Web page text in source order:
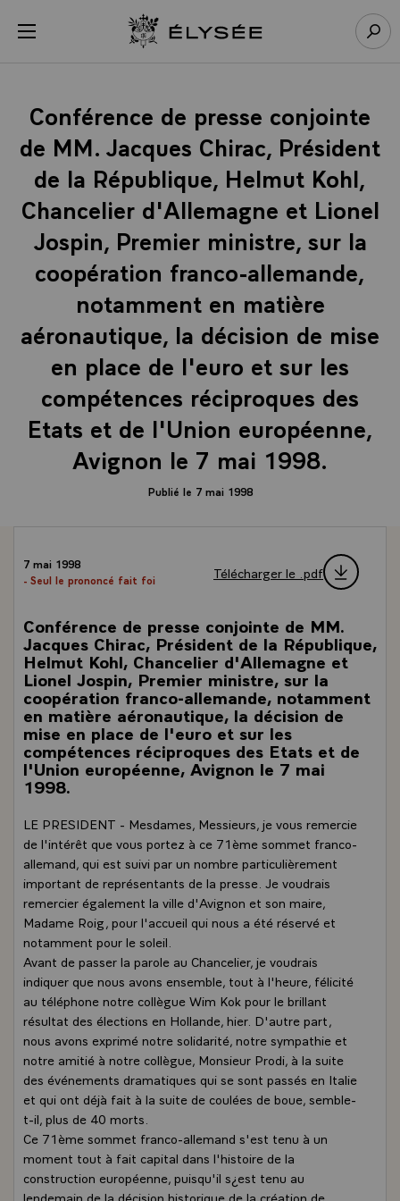
menu Retour à l’accueil Élysée
Conférence de presse conjointe
de MM. Jacques Chirac, Président
de la République, Helmut Kohl,
Chancelier d'Allemagne et Lionel
Jospin, Premier ministre, sur la
coopération franco-allemande,
notamment en matière
aéronautique, la décision de mise
en place de l'euro et sur les
compétences réciproques des
Etats et de l'Union européenne,
Avignon le 7 mai 1998.
Publié le 7 mai 1998
7 mai 1998
- Seul le prononcé fait foi
Télécharger le .pdf
Conférence de presse conjointe de MM.
Jacques Chirac, Président de la République,
Helmut Kohl, Chancelier d'Allemagne et
Lionel Jospin, Premier ministre, sur la
coopération franco-allemande, notamment
en matière aéronautique, la décision de
mise en place de l'euro et sur les
compétences réciproques des Etats et de
l'Union européenne, Avignon le 7 mai
1998.
LE PRESIDENT - Mesdames, Messieurs, je vous remercie
de l'intérêt que vous portez à ce 71ème sommet franco-
allemand, qui est suivi par un nombre particulièrement
important de représentants de la presse. Je voudrais
remercier également la ville d'Avignon et son maire,
Madame Roig, pour l'accueil qui nous a été réservé et
notamment pour le soleil.
Avant de passer la parole au Chancelier, je voudrais
indiquer que nous avons ensemble, tout à l'heure, félicité
au téléphone notre collègue Wim Kok pour le brillant
résultat des élections en Hollande, hier. D'autre part,
nous avons exprimé notre solidarité, notre sympathie et
notre amitié à notre collègue, Monsieur Prodi, à la suite
des événements dramatiques qui se sont passés en Italie
et qui ont déjà fait à la suite de coulées de boue, semble-
t-il, plus de 40 morts.
Ce 71ème sommet franco-allemand s'est tenu à un
moment tout à fait capital dans l'histoire de la
construction européenne, puisqu'il s¿est tenu au
lendemain de la décision historique de la création de
Panneau de gestion des cookies